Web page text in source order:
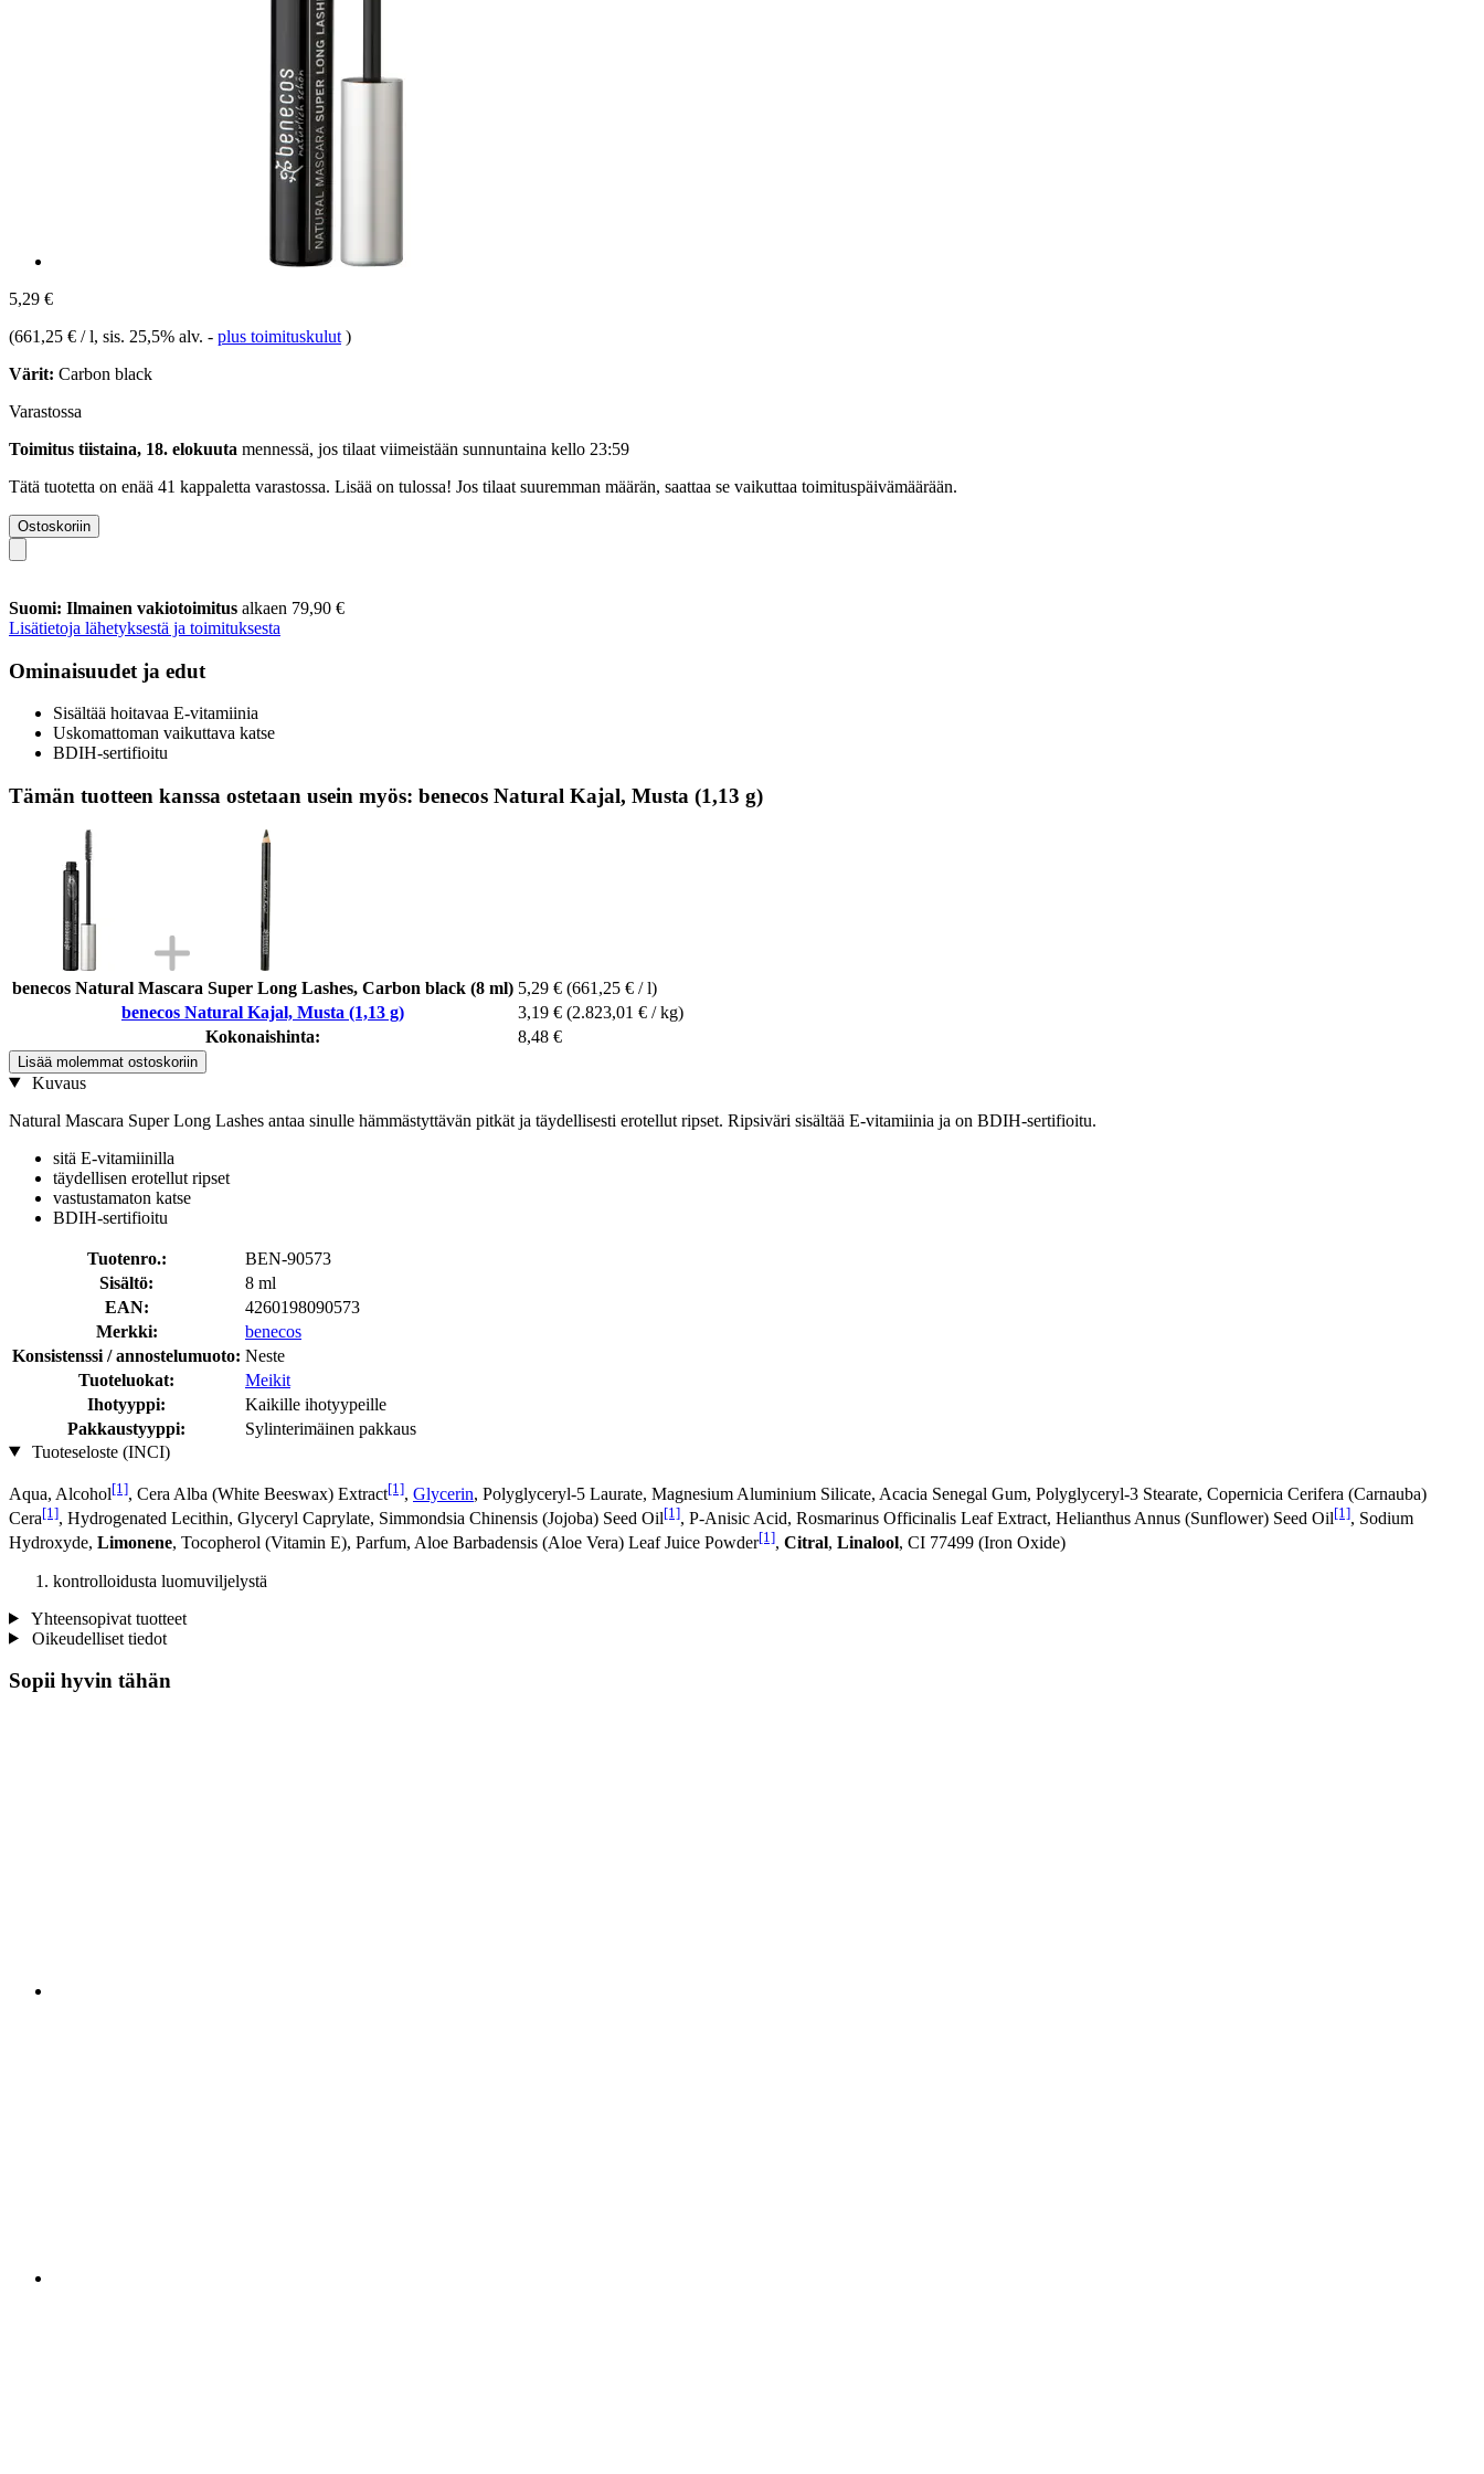
5,29 €
(661,25 € / l, sis. 25,5% alv. - plus toimituskulut )
Värit: Carbon black
Varastossa
Toimitus tiistaina, 18. elokuuta mennessä, jos tilaat viimeistään sunnuntaina kello 23:59
Tätä tuotetta on enää 41 kappaletta varastossa. Lisää on tulossa! Jos tilaat suuremman määrän, saattaa se vaikuttaa toimituspäivämäärään.
Ostoskoriin
Suomi: Ilmainen vakiotoimitus alkaen 79,90 €
Lisätietoja lähetyksestä ja toimituksesta
Ominaisuudet ja edut
Sisältää hoitavaa E-vitamiinia
Uskomattoman vaikuttava katse
BDIH-sertifioitu
Tämän tuotteen kanssa ostetaan usein myös: benecos Natural Kajal, Musta (1,13 g)
benecos Natural Mascara Super Long Lashes, Carbon black (8 ml) 5,29 € (661,25 € / l)
benecos Natural Kajal, Musta (1,13 g)
3,19 € (2.823,01 € / kg)
Kokonaishinta:
8,48 €
Lisää molemmat ostoskoriin
Kuvaus
Natural Mascara Super Long Lashes antaa sinulle hämmästyttävän pitkät ja täydellisesti erotellut ripset. Ripsiväri sisältää E-vitamiinia ja on BDIH-sertifioitu.
sitä E-vitamiinilla
täydellisen erotellut ripset
vastustamaton katse
BDIH-sertifioitu
Tuotenro.:
BEN-90573
Sisältö:
8 ml
EAN:
4260198090573
Merkki:
benecos
Konsistenssi / annostelumuoto: Neste
Tuoteluokat:
Meikit
Ihotyyppi:
Kaikille ihotyypeille
Pakkaustyyppi:
Sylinterimäinen pakkaus
Tuoteseloste (INCI)
Aqua, Alcohol[1], Cera Alba (White Beeswax) Extract[1], Glycerin, Polyglyceryl-5 Laurate, Magnesium Aluminium Silicate, Acacia Senegal Gum, Polyglyceryl-3 Stearate, Copernicia Cerifera (Carnauba)
Cera[1], Hydrogenated Lecithin, Glyceryl Caprylate, Simmondsia Chinensis (Jojoba) Seed Oil[1], P-Anisic Acid, Rosmarinus Officinalis Leaf Extract, Helianthus Annus (Sunflower) Seed Oil[1], Sodium
Hydroxyde, Limonene, Tocopherol (Vitamin E), Parfum, Aloe Barbadensis (Aloe Vera) Leaf Juice Powder[1], Citral, Linalool, CI 77499 (Iron Oxide)
kontrolloidusta luomuviljelystä
Yhteensopivat tuotteet
Oikeudelliset tiedot
Sopii hyvin tähän